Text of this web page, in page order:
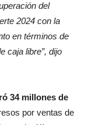
del
2024 con la
en términos de
caja libre”, dijo
34 millones de
por ventas de